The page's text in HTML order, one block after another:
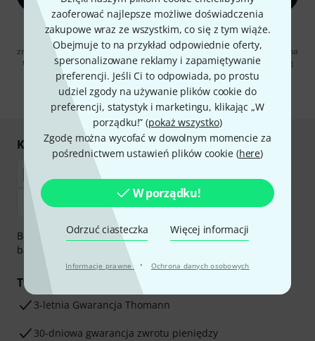
zaoferować najlepsze możliwe doświadczenia
zakupowe wraz ze wszystkim, co się z tym wiąże.
Obejmuje to na przykład odpowiednie oferty,
spersonalizowane reklamy i zapamiętywanie
preferencji. Jeśli Ci to odpowiada, po prostu
udziel zgody na używanie plików cookie do
preferencji, statystyk i marketingu, klikając „W
porządku!” (pokaż wszystko)
Zgodę można wycofać w dowolnym momencie za
pośrednictwem ustawień plików cookie (here)
W porządku!
Odrzuć ciasteczka Więcej informacji
Informacje prawne · Ochrona danych osobowych
Klikając na „Zapisz się teraz”, wyrażasz zgodę na otrzymywanie
materialów reklamowych przesyłanych drogą elektroniczną. Możesz
zrezygnować z subskrypcji w dowolnym momencie. Więcej informacji na
temat newslettera można znaleźć w naszychwytycznych dotyczących
ochrony danych ososbowych
* Wymagany
Kupuj i płać bezpiecznie
Bezpieczna płatność przez Za pobraniem, Przelew
bankowy, PayPal, Blik lub Karta kredytowa.
Twoje korzyści
3-letnia Gwarancja Thomann
30-dniowa gwarancja zwrotu pieniędzy